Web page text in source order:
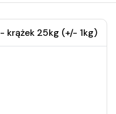
krążek 25kg (+/- 1kg)